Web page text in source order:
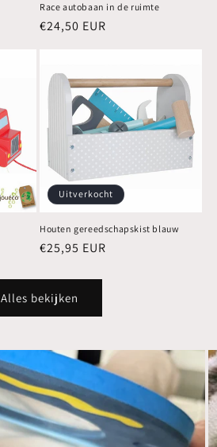
Race autobaan in de ruimte
Normale
€24,50 EUR
Uitverkocht
Houten gereedschapskist blauw
Normale
€25,95 EUR
Alles bekijken